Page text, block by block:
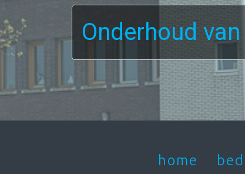
Onderhoud
home